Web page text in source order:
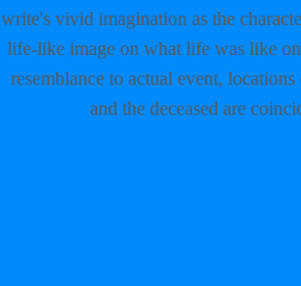
write's vivid imagination as the
life-like image on what life was like
resemblance to actual event,
and the deceased are